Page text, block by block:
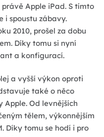
Apple iPad. S tímto
i spoustu zábavy.
2010, prošel za dobu
Díky tomu si nyní
a konfigurací.
a vyšší výkon oproti
také o něco
Apple. Od levnějších
tělem, výkonnějším
Díky tomu se hodí i pro